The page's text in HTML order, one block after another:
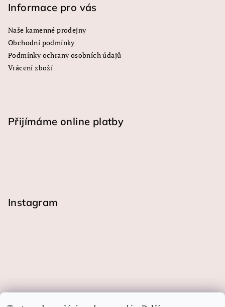
Informace pro vás
Naše kamenné prodejny
Obchodní podmínky
Podmínky ochrany osobních údajů
Vrácení zboží
Přijímáme online platby
Instagram